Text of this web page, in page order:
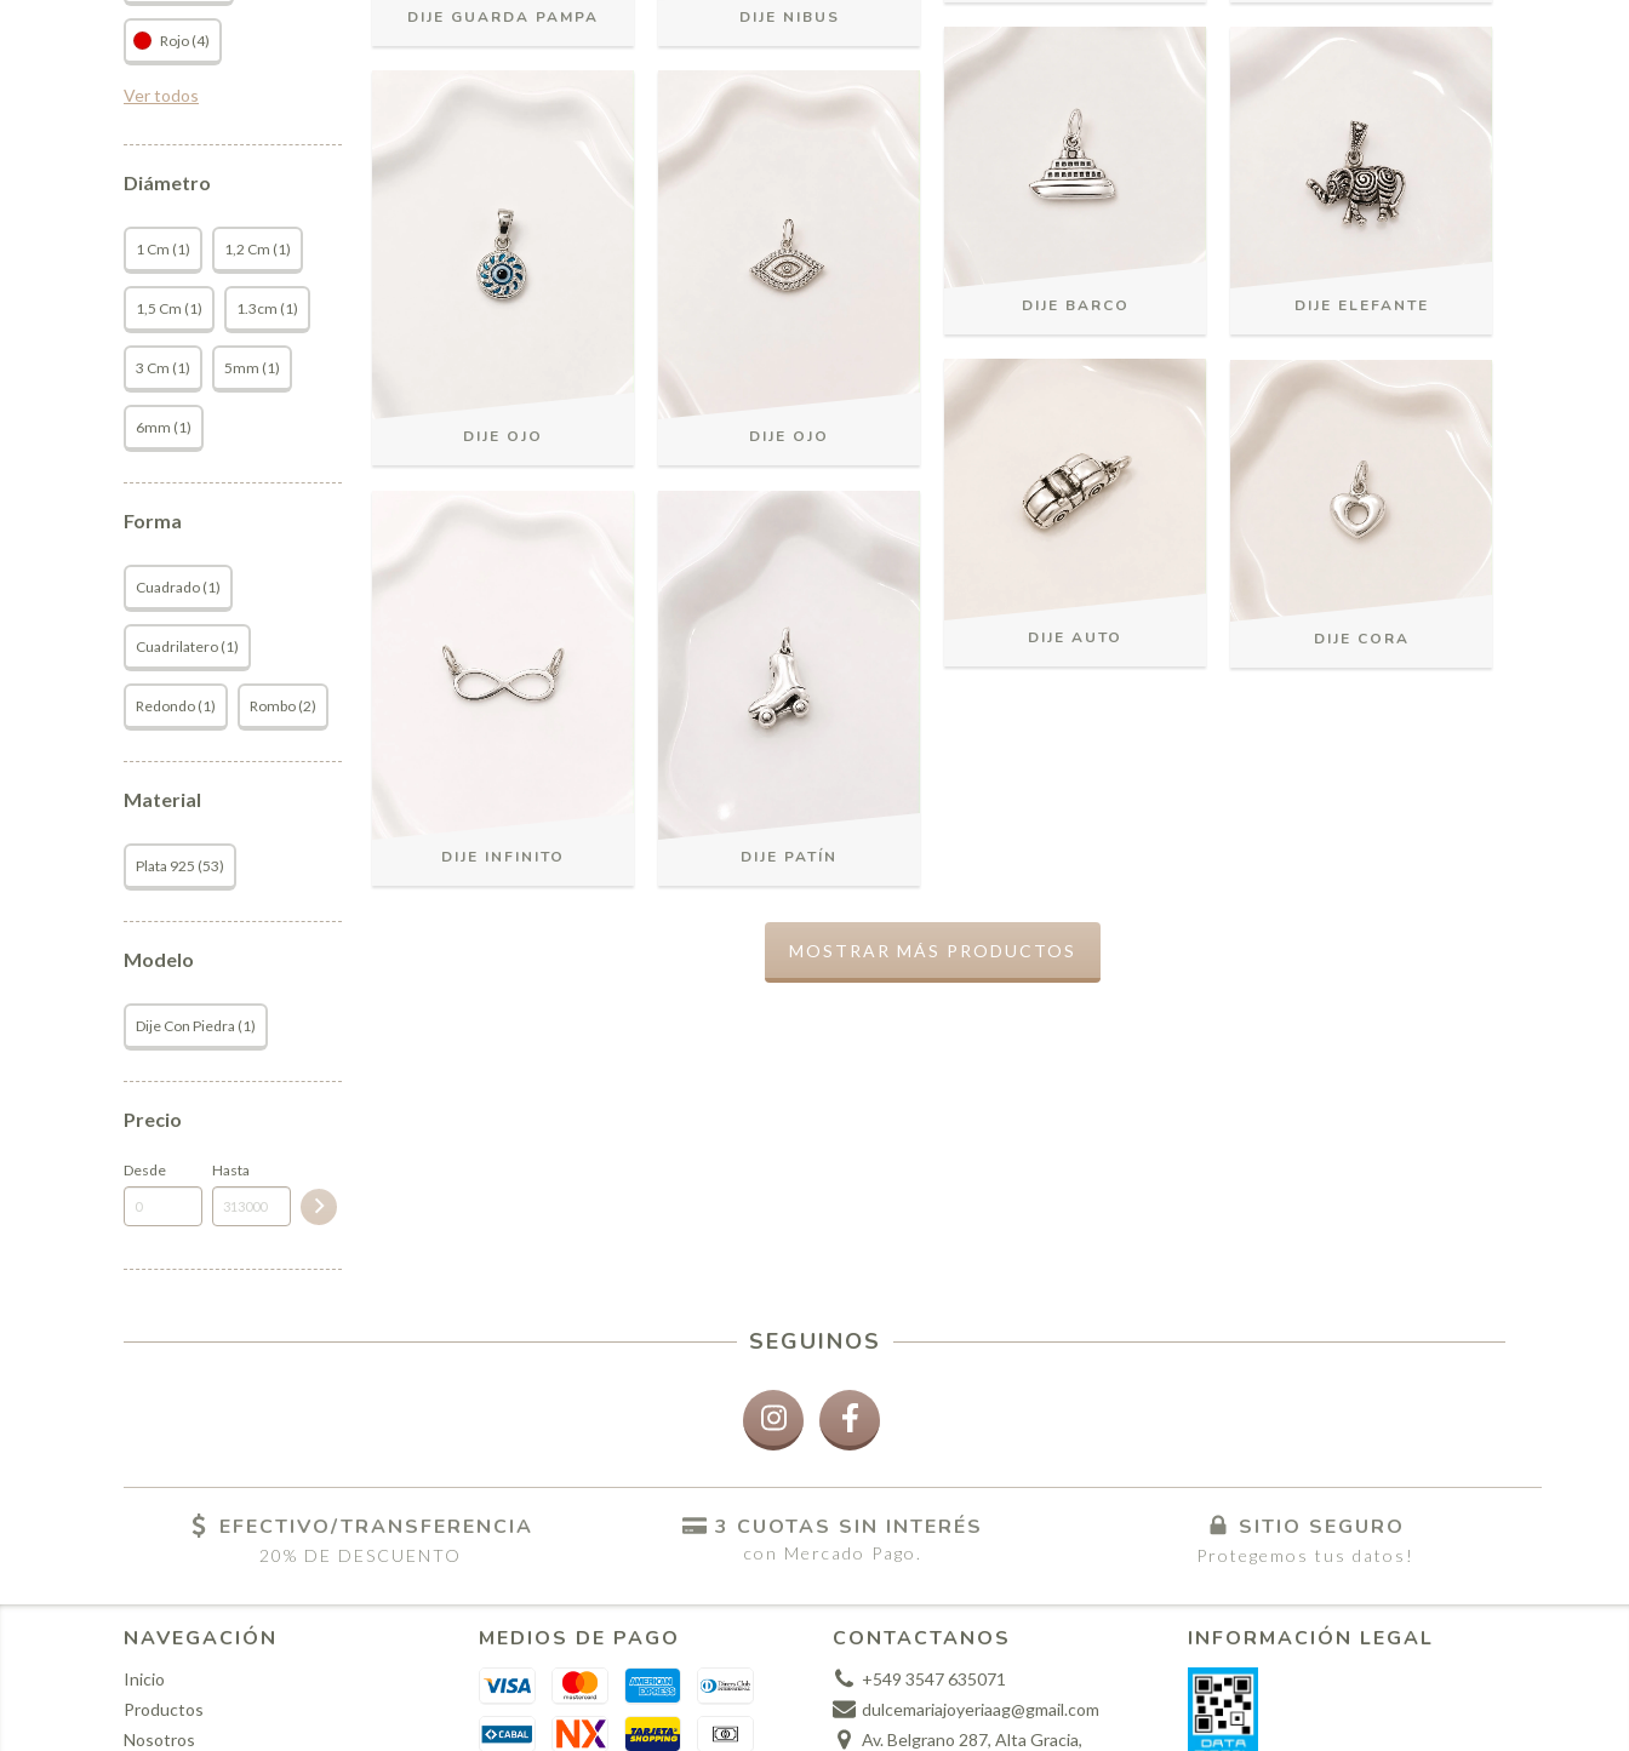
Rojo (4)
Ver todos
Diámetro
1 Cm (1) 1,2 Cm (1)
1,5 Cm (1) 1.3cm (1)
3 Cm (1) 5mm (1)
6mm (1)
Forma
Cuadrado (1)
Cuadrilatero (1)
Redondo (1) Rombo (2)
Material
Plata 925 (53)
Modelo
Dije Con Piedra (1)
Precio
Desde Hasta
DIJE GUARDA PAMPA DIJE NIBUS
DIJE OJO DIJE OJO
DIJE BARCO DIJE ELEFANTE
DIJE INFINITO DIJE PATÍN
DIJE AUTO DIJE CORA
MOSTRAR MÁS PRODUCTOS
SEGUINOS
EFECTIVO/TRANSFERENCIA
20% DE DESCUENTO
3 CUOTAS SIN INTERÉS
con Mercado Pago.
SITIO SEGURO
Protegemos tus datos!
NAVEGACIÓN
Inicio
Productos
Nosotros
MEDIOS DE PAGO CONTACTANOS
+549 3547 635071
dulcemariajoyeriaag@gmail.com
Av. Belgrano 287, Alta Gracia,
INFORMACIÓN LEGAL